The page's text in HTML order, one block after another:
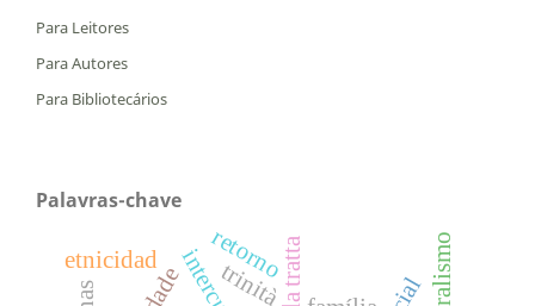
Para Leitores
Para Autores
Para Bibliotecários
Palavras-chave
etnicidad trinità
retorno